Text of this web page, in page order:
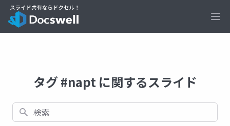
タグ #napt に関するスライド
検索